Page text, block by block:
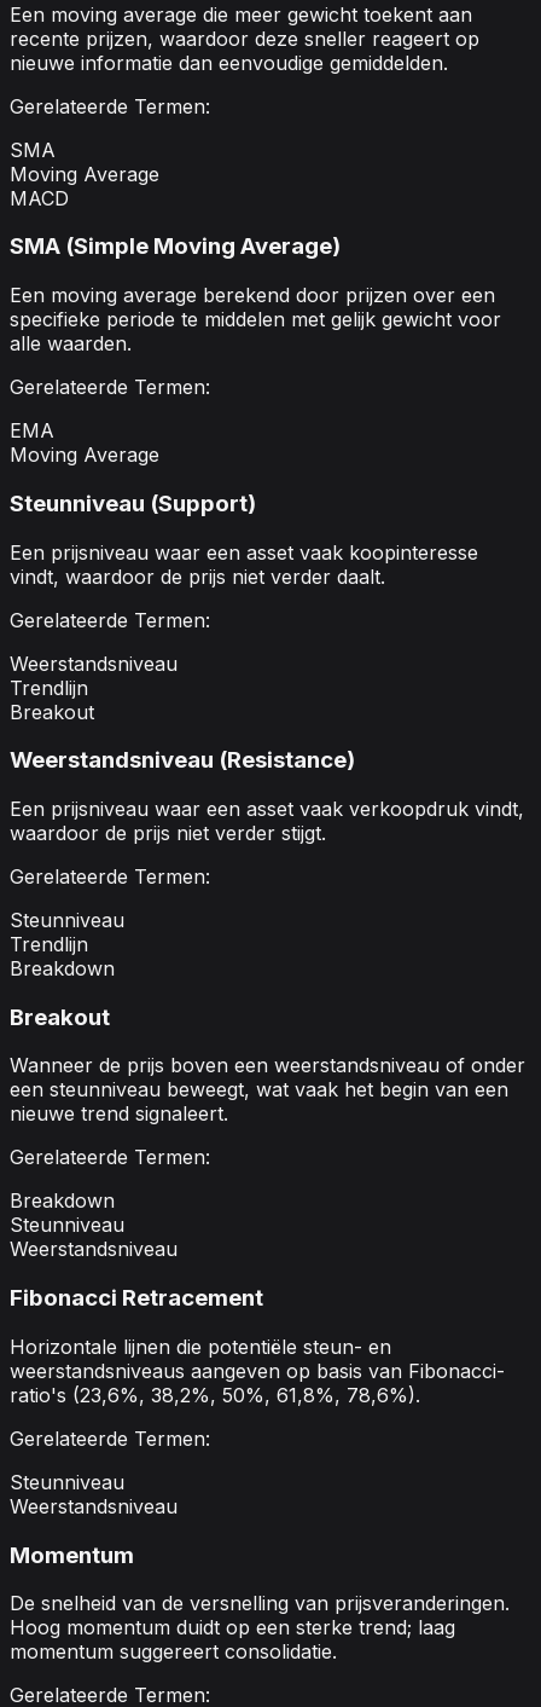
Een moving average die meer gewicht toekent aan
recente prijzen, waardoor deze sneller reageert op
nieuwe informatie dan eenvoudige gemiddelden.
Gerelateerde Termen:
SMA
Moving Average
MACD
SMA (Simple Moving Average)
Een moving average berekend door prijzen over een
specifieke periode te middelen met gelijk gewicht voor
alle waarden.
Gerelateerde Termen:
EMA
Moving Average
Steunniveau (Support)
Een prijsniveau waar een asset vaak koopinteresse
vindt, waardoor de prijs niet verder daalt.
Gerelateerde Termen:
Weerstandsniveau
Trendlijn
Breakout
Weerstandsniveau (Resistance)
Een prijsniveau waar een asset vaak verkoopdruk vindt,
waardoor de prijs niet verder stijgt.
Gerelateerde Termen:
Steunniveau
Trendlijn
Breakdown
Breakout
Wanneer de prijs boven een weerstandsniveau of onder
een steunniveau beweegt, wat vaak het begin van een
nieuwe trend signaleert.
Gerelateerde Termen:
Breakdown
Steunniveau
Weerstandsniveau
Fibonacci Retracement
Horizontale lijnen die potentiële steun- en
weerstandsniveaus aangeven op basis van Fibonacci-
ratio's (23,6%, 38,2%, 50%, 61,8%, 78,6%).
Gerelateerde Termen:
Steunniveau
Weerstandsniveau
Momentum
De snelheid van de versnelling van prijsveranderingen.
Hoog momentum duidt op een sterke trend; laag
momentum suggereert consolidatie.
Gerelateerde Termen: